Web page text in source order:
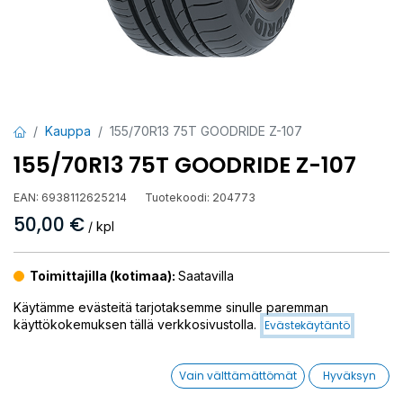
Kauppa 155/70R13 75T GOODRIDE Z-107
155/70R13 75T GOODRIDE Z-107
EAN: 6938112625214 Tuotekoodi: 204773
50,00 € / kpl
Toimittajilla (kotimaa): Saatavilla
Asennuspalvelu
Käytämme evästeitä tarjotaksemme sinulle paremman
käyttökokemuksen tällä verkkosivustolla. Evästekäytäntö
Vain välttämättömät Hyväksyn